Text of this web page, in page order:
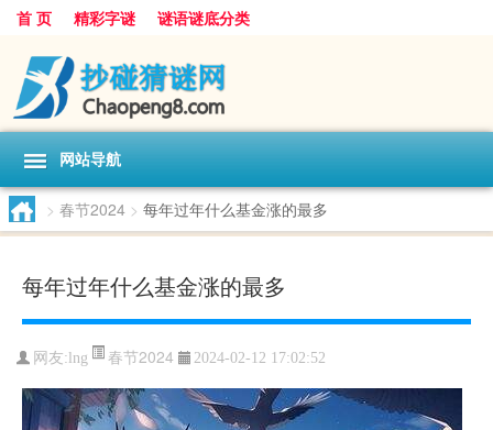
首 页 精彩字谜 谜语谜底分类
网站导航
> 春节2024 > 每年过年什么基金涨的最多
每年过年什么基金涨的最多
网友: lng 春节2024 2024-02-12 17:02:52